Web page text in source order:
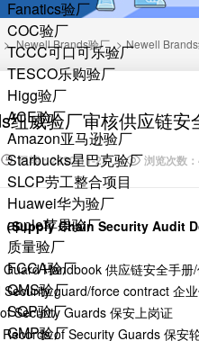
Fanatics验厂
COC验厂
TCCC可口可乐验厂
TESCO乐购验厂
Higg验厂
ACE验厂
Amazon亚马逊验厂
Starbucks星巴克验厂
SLCP劳工整合项目
Huawei华为验厂
apple苹果验厂
质量验厂
FCCA验厂
QMS验厂
SQP验厂
GMP验厂
> Newell Brands验厂 > Newell Brands
纽威验厂审核供应链安
日期：2020-11-23 浏览次数
Supply Chain Security Audit
Handbook 供应链安全手册/
guard/force contract 企业
Guards 保安上岗证
of Security Guards 保安